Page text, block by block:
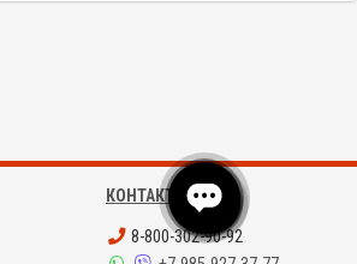
КОНТАКТЫ
8-800-302-90-92